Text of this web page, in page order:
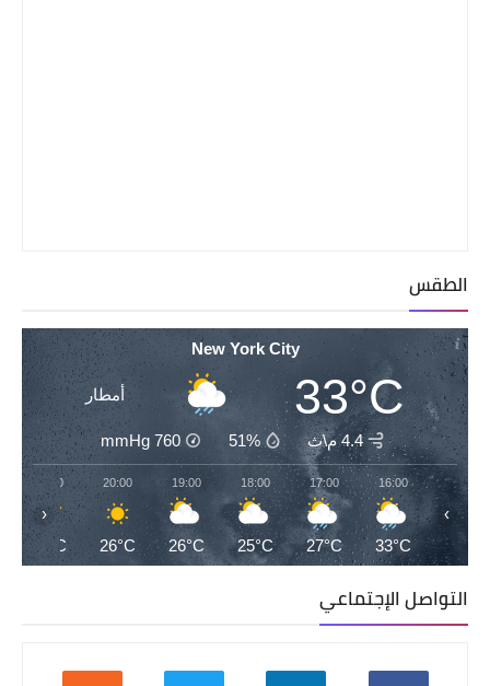
الطقس
New York City
33°C أمطار
4.4 م\ث 51%
760
mmHg
16:00
33°C
17:00
27°C
18:00
25°C
19:00
26°C
20:00
26°C
21:00
25°C
‹ ›
التواصل الإجتماعي